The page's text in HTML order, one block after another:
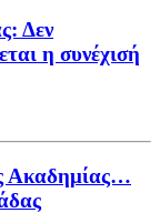
Δεν
η συνέχισή
Ακαδημίας…